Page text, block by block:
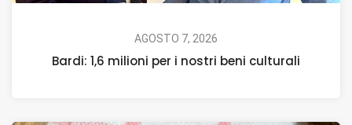
AGOSTO 7, 2026
Bardi: 1,6 milioni per i nostri beni culturali